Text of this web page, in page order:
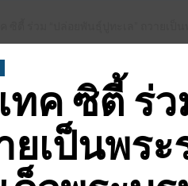
ทค ซิตี้ ร่
ยเป็นพร